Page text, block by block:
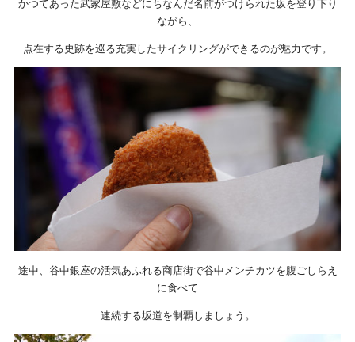
かつてあった武家屋敷などにちなんだ名前がつけられた坂を登り下り
ながら、
点在する史跡を巡る充実したサイクリングができるのが魅力です。
途中、谷中銀座の活気あふれる商店街で谷中メンチカツを腹ごしらえ
に食べて
連続する坂道を制覇しましょう。